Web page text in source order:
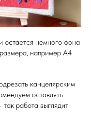
остается немного фона
например А4
канцелярским
оставлять
работа выглядит